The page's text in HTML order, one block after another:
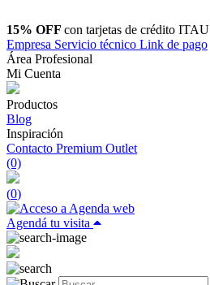
15% OFF con tarjetas de crédito ITAU
Empresa Servicio técnico Link de pago
Área Profesional
Mi Cuenta
Productos
Blog
Inspiración
Contacto Premium Outlet
(0)
(0)
Agendá tu visita